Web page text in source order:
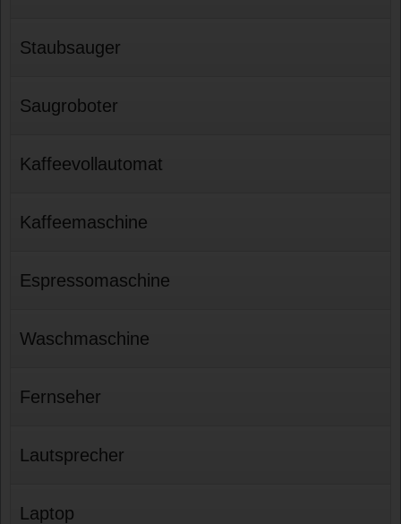
Staubsauger
Saugroboter
Kaffeevollautomat
Kaffeemaschine
Espressomaschine
Waschmaschine
Fernseher
Lautsprecher
Laptop